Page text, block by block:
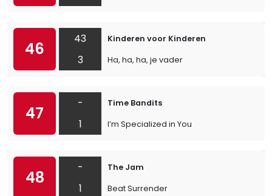
46
43
3
Kinderen voor Kinderen
Ha, ha, ha, je vader
47
-
1
Time Bandits
I’m Specialized in You
48
-
1
The Jam
Beat Surrender